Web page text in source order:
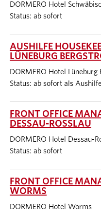
DORMERO Hotel
Status: ab sofort
AUSHILFE
LÜNEBURG
DORMERO Hotel Lüneburg
Status: ab sofort als Aushilfe
FRONT OFFICE
DESSAU-ROSSLAU
DORMERO Hotel Dessau-
Status: ab sofort
FRONT OFFICE
WORMS
DORMERO Hotel Worms